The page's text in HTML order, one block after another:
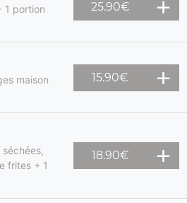
1 portion
25.90€
maison
15.90€
frites + 1
18.90€